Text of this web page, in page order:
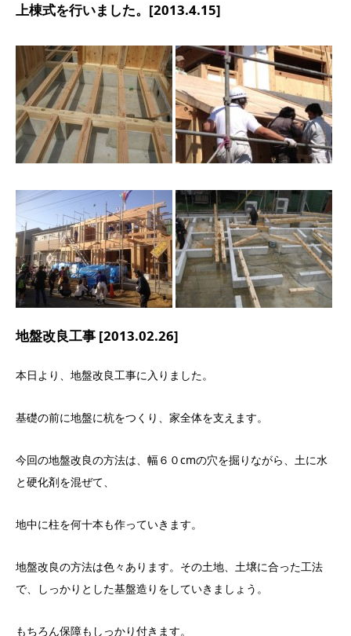
上棟式を行いました。[2013.4.15]
地盤改良工事 [2013.02.26]
本日より、地盤改良工事に入りました。
基礎の前に地盤に杭をつくり、家全体を支えます。
今回の地盤改良の方法は、幅６０cmの穴を掘りながら、土に水
と硬化剤を混ぜて、
地中に柱を何十本も作っていきます。
地盤改良の方法は色々あります。その土地、土壌に合った工法
で、しっかりとした基盤造りをしていきましょう。
もちろん保障もしっかり付きます。